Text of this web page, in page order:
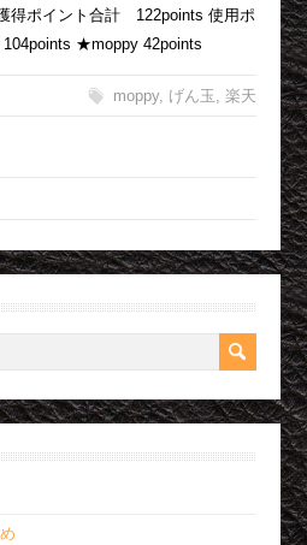
得ポイント合計 122points 使用ポ
★moppy 42points
moppy, げん玉 , 楽天